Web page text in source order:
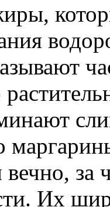
вечно,
Их